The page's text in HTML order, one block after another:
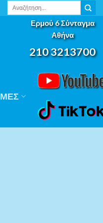
Αναζήτηση
Ερμού 6 Σύνταγμα
Αθήνα
210 3213700